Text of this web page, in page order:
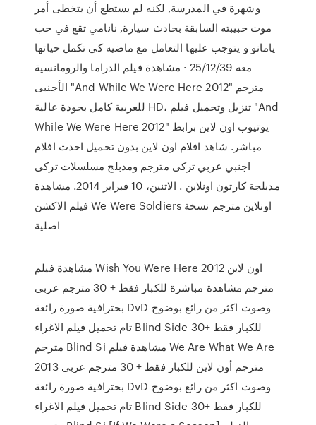
وشهرة في المدرسة, لكنه لم يستطع أن يتخطى أمر
موت حبيبته السابقة بحادث سيارة, نانامي تقع في حب
يامانو و يتوجب عليها التعامل مع ماضيه كي تكمل حياتها
معه 25/12/39 · مشاهدة فيلم الدراما والرومانسية
الأجنبى "And While We Were Here 2012" مترجم
للعربية كامل بجودة عالية HD، تنزيل وتحميل فيلم "And
While We Were Here 2012" يوتيوب اون لاين برابط
مباشر. شاهد افلام اون لاين بدون تحميل احدث افلام
اجنبي عربي تركى مترجم ومدبلج مسلسلات تركى
مدبلجة كارتون اونلاين . الاثنين، 10 فبراير 2014. مشاهدة
فيلم الاكشن We Were Soldiers اونلاين مترجم نسخة
اصلية
مشاهدة فيلم Wish You Were Here 2012 اون لاين
مترجم مشاهدة مباشرة للكبار فقط + 30 مترجم عربى
بحترافية صورة رائعة DvD وصوت اكثر من رائع بوضوح
تام تحميل فيلم الاغراء Blind Side للكبار فقط +30
مترجم Blind Si مشاهدة فيلم We Are What We Are
2013 مترجم أون لاين للكبار فقط + 30 مترجم عربى
بحترافية صورة رائعة DvD وصوت اكثر من رائع بوضوح
تام تحميل فيلم الاغراء Blind Side للكبار فقط +30